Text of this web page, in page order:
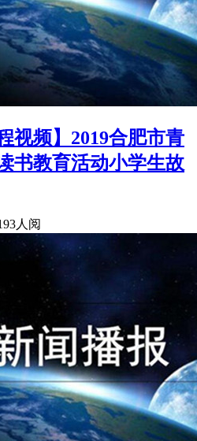
视频】2019合肥市青
书教育活动小学生故
人阅